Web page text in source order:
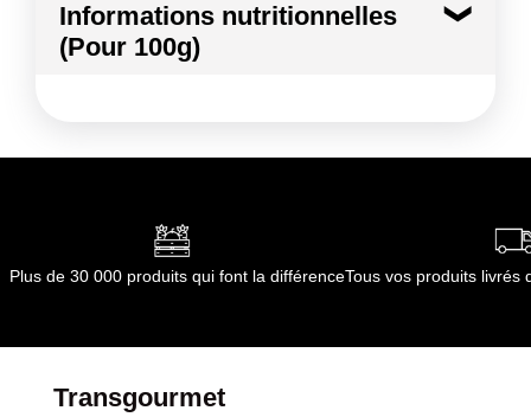
Chou
Conformément aux informations transmises
Informations nutritionnelles
(Pour 100g)
Kilojoules 110 kj
dont Acides gras saturés 0.01 g
dont Sucres
Plus de 30 000 produits qui font la différenceTous vos produits livrés
Transgourmet